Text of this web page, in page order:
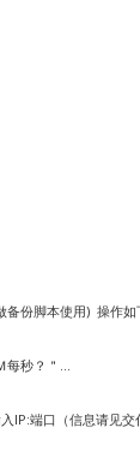
份脚本使用) 操作
每秒？＂...
端口（信息请见